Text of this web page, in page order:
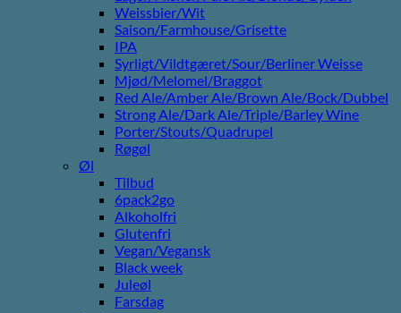
Weissbier/Wit
Saison/Farmhouse/Grisette
IPA
Syrligt/Vildtgæret/Sour/Berliner Weisse
Mjød/Melomel/Braggot
Red Ale/Amber Ale/Brown Ale/Bock/Dubbel
Strong Ale/Dark Ale/Triple/Barley Wine
Porter/Stouts/Quadrupel
Røgøl
Øl
Tilbud
6pack2go
Alkoholfri
Glutenfri
Vegan/Vegansk
Black week
Juleøl
Farsdag